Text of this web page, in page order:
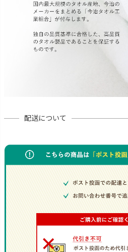
配送について